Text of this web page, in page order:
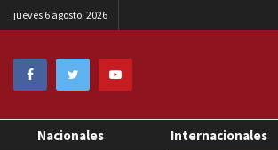
jueves 6 agosto, 2026
Nacionales Internacionales